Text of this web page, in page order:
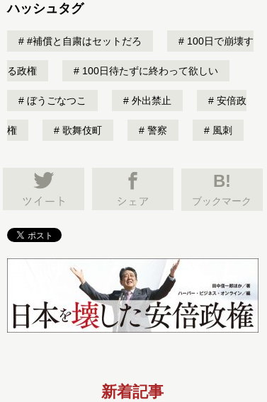
ハッシュタグ
#補償と自粛はセットだろ 100日で崩壊す
る政権 100日待たずに終わって欲しい
ぼうごなつこ 外出禁止 安倍政
権 歌舞伎町 警察 風刺
B!
ブックマーク
新着記事